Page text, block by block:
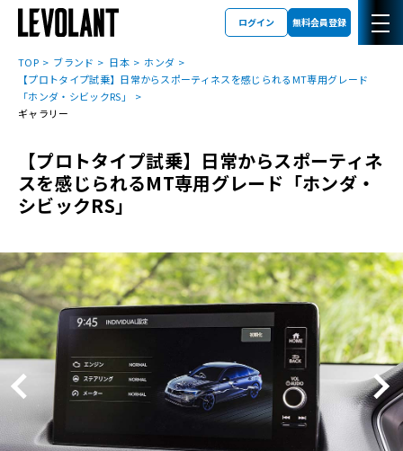
ログイン 無料会員登録
TOP ブランド 日本
ホンダ
【プロトタイプ試乗】日常からスポーティネスを感じられるMT専用グレード
「ホンダ・シビックRS」
ギャラリー
【プロトタイプ試乗】日常からスポーティネ
スを感じられるMT専用グレード「ホンダ・
シビックRS」